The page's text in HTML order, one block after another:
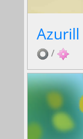
Azurill
/